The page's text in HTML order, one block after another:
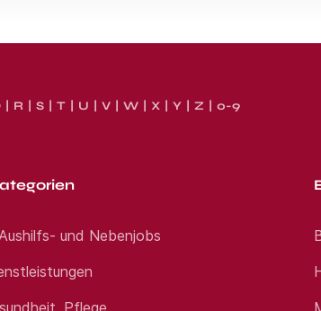
R S T U V W X Y Z 0-9
und Nebenjobs
Pflege